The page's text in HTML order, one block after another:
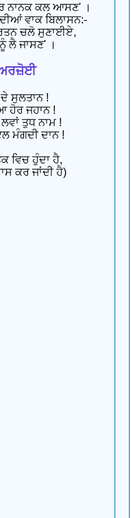
ਨਾਨਕ ਕਲ ਆਸਣ' ।
ਵਾਕ ਬਿਲਾਸਨ:-
ਚਲੋ ਸੁਣਾਈਏ,
ਲੈ ਜਾਸਣ' ।
ਸੁਲਤਾਨ !
ਹੋਰ ਜਹਾਨ !
ਤੁਧ ਨਾਮ !
ਮੰਗਦੀ ਦਾਨ !
ਵਿਚ ਹੁੰਦਾ ਹੈ,
ਕਰ ਜਾਂਦੀ ਹੈ)